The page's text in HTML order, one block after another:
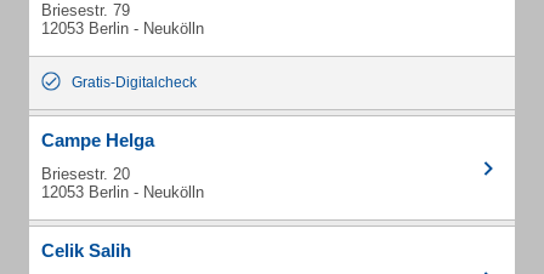
Briesestr. 79
12053 Berlin - Neukölln
Gratis-Digitalcheck
Campe Helga
Briesestr. 20
12053 Berlin - Neukölln
Celik Salih